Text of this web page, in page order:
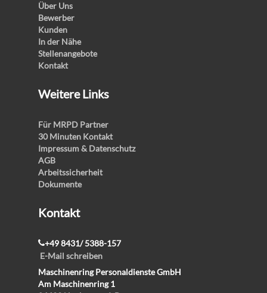
Über Uns
Bewerber
Kunden
In der Nähe
Stellenangebote
Kontakt
Weitere Links
Für MRPD Partner
30 Minuten Kontakt
Impressum & Datenschutz
AGB
Arbeitssicherheit
Dokumente
Kontakt
+49 8431/ 5388-157
E-Mail schreiben
Maschinenring Personaldienste GmbH
Am Maschinenring 1